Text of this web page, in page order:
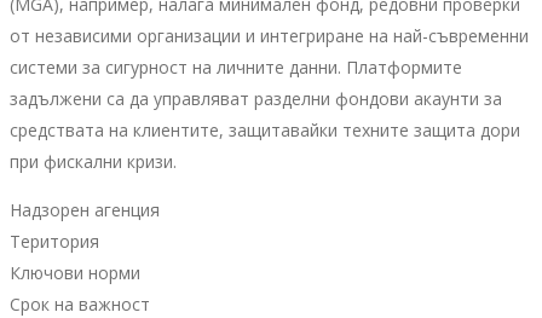
от независими организации и интегриране на най-съвременни
системи за сигурност на личните данни. Платформите
задължени са да управляват разделни фондови акаунти за
средствата на клиентите, защитавайки техните защита дори
при фискални кризи.
Надзорен агенция
Територия
Ключови норми
Срок на важност